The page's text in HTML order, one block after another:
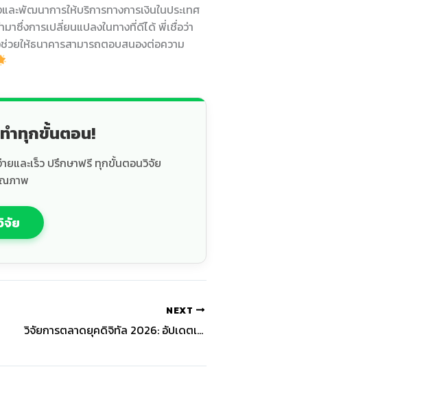
ะพัฒนาการให้บริการทางการเงินในประเทศ
าซึ่งการเปลี่ยนแปลงในทางที่ดีได้ พี่เชื่อว่า
วยให้ธนาคารสามารถตอบสนองต่อความ
ำทุกขั้นตอน!
และเร็ว ปรึกษาฟรี ทุกขั้นตอนวิจัย
ภาพ
จัย
NEXT
วิจัยการตลาดยุคดิจิทัล 2026: อัปเดตเทรนด์และพฤติกรรมผู้บริโภคในโลกสมัยใหม่